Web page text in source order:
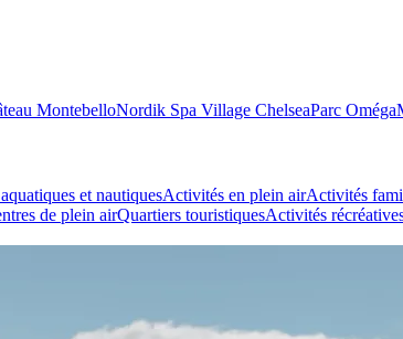
MontebelloNordik Spa Village ChelseaParc Oméga
et nautiquesActivités en plein airActivités
de plein airQuartiers touristiquesActivités